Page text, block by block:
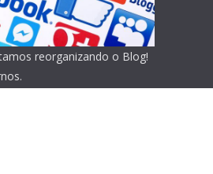
reorganizando o Blog!